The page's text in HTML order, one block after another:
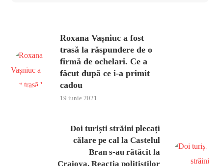
Roxana Vașniuc a fost
trasă la răspundere de o
firmă de ochelari. Ce a
făcut după ce i-a primit
cadou
19 iunie 2021
Doi turiști străini plecați
călare pe cal la Castelul
Bran s-au rătăcit la
Craiova. Reacția polițiștilor